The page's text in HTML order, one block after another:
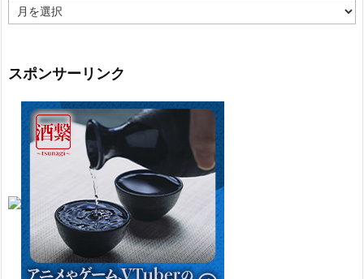
ー
ブ
スポンサーリンク